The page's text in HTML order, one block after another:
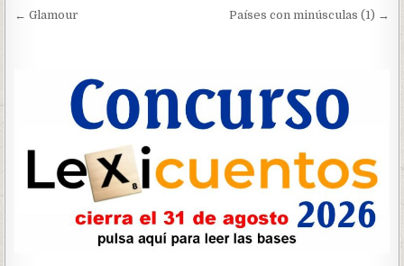
Navegación
← Glamour Países con minúsculas (1) →